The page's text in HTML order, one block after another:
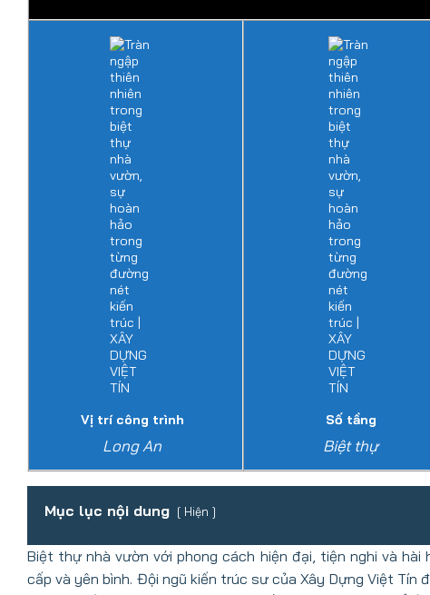
Vị trí công trình
Long An
Số tầng
Biệt thự
Mục lục nội dung Hiện
Biệt thự nhà vườn với phong cách hiện đại, tiện nghi và
cấp và yên bình. Đội ngũ kiến trúc sư của Xây Dựng Việt